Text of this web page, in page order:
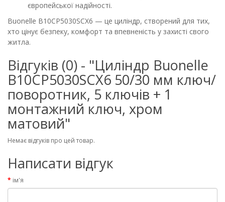
європейської надійності.
Buonelle B10CP5030SCX6 — це циліндр, створений для тих,
хто цінує безпеку, комфорт та впевненість у захисті свого
житла.
Відгуків (0) - "Циліндр Buonellе
B10CP5030SCX6 50/30 мм ключ/
поворотник, 5 ключів + 1
монтажний ключ, хром
матовий"
Немає відгуків про цей товар.
Написати відгук
ім'я